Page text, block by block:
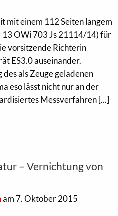
mit einem 112 Seiten langem
OWi 703 Js 21114/14) für
vorsitzende Richterin
ES3.0 auseinander.
als Zeuge geladenen
eso lässt nicht nur an der
Messverfahren [...]
– Vernichtung von
am 7. Oktober 2015